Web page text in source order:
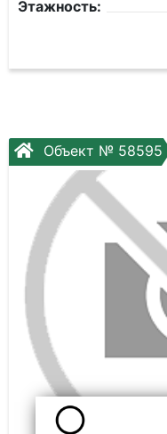
Этажность:
Объект № 58595